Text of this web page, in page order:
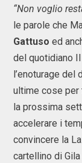
“Non voglio
le parole che
Gattuso ed
del quotidiano
l’enoturage del
ultime cose per
la prossima
accelerare i
convincere la
cartellino di Gila